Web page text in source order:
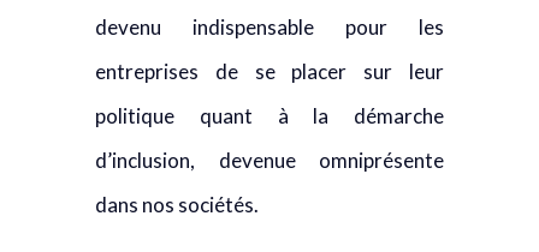
devenu indispensable pour les
entreprises de se placer sur leur
politique quant à la démarche
d’inclusion, devenue omniprésente
dans nos sociétés.